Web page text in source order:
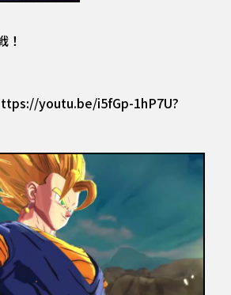
！
youtu.be/i5fGp-1hP7U?